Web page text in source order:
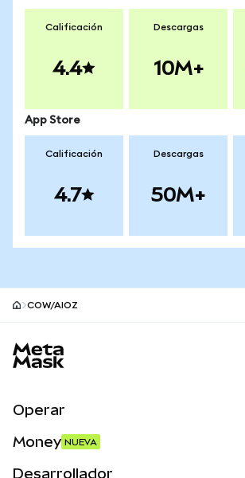
Calificación
4.4
Descargas
10M+
App Store
Calificación
4.7
Descargas
50M+
COW/AIOZ
Operar
Money NUEVA
Desarrollador